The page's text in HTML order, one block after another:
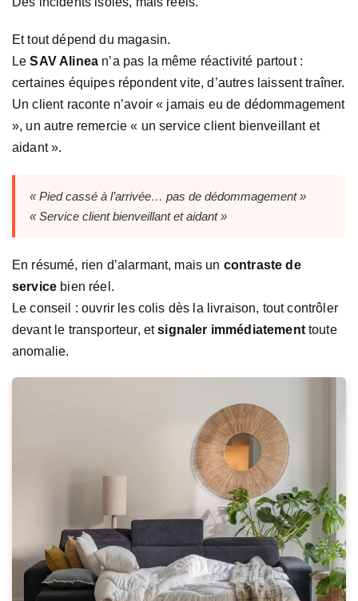
Et tout dépend du magasin.
LeSAV Alinea n’a pas la même réactivité partout :
certaines équipes répondent vite, d’autres laissent traîner.
Un client raconte n’avoir « jamais eu de dédommagement
», un autre remercie « un service client bienveillant et
aidant ».
« Pied cassé à l’arrivée… pas de dédommagement »
« Service client bienveillant et aidant »
En résumé, rien d’alarmant, mais un contraste de
service bien réel.
Le conseil : ouvrir les colis dès la livraison, tout contrôler
devant le transporteur, etsignaler immédiatementtoute
anomalie.